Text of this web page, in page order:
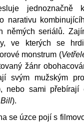
jednoznačně
narativu
němých seriálů.
ve kterých se
monstrum (
žánr
svým mužským
nebo sami přebírají
).
se úzce pojí s